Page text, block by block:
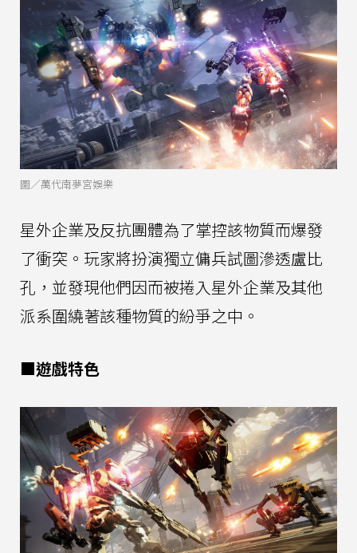
圖／萬代南夢宮娛樂
星外企業及反抗團體為了掌控該物質而爆發
了衝突。玩家將扮演獨立傭兵試圖滲透盧比
孔，並發現他們因而被捲入星外企業及其他
派系圍繞著該種物質的紛爭之中。
■遊戲特色